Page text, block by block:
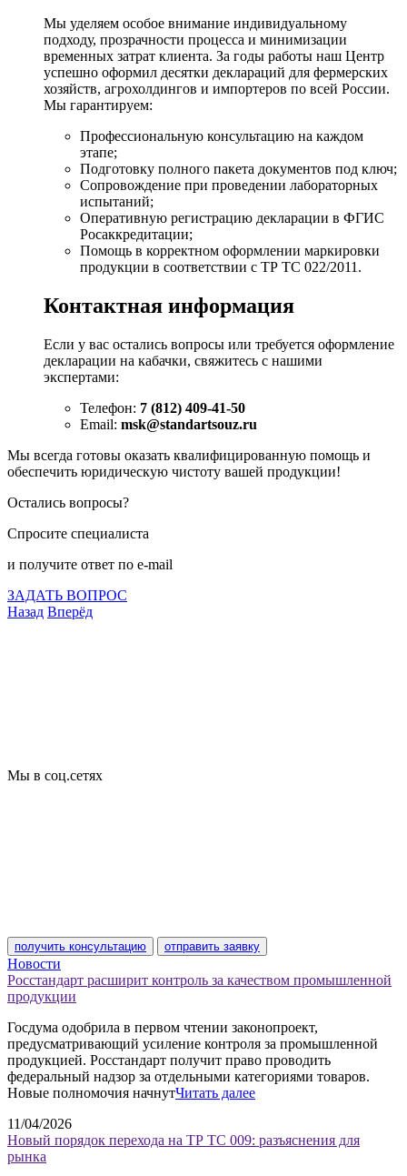
Мы уделяем особое внимание индивидуальному
подходу, прозрачности процесса и минимизации
временных затрат клиента. За годы работы наш Центр
успешно оформил десятки деклараций для фермерских
хозяйств, агрохолдингов и импортеров по всей России.
Мы гарантируем:
Профессиональную консультацию на каждом
этапе;
Подготовку полного пакета документов под ключ;
Сопровождение при проведении лабораторных
испытаний;
Оперативную регистрацию декларации в ФГИС
Росаккредитации;
Помощь в корректном оформлении маркировки
продукции в соответствии с ТР ТС 022/2011.
Контактная информация
Если у вас остались вопросы или требуется оформление
декларации на кабачки, свяжитесь с нашими
экспертами:
Телефон: 7 (812) 409-41-50
Email: msk@standartsouz.ru
Мы всегда готовы оказать квалифицированную помощь и
обеспечить юридическую чистоту вашей продукции!
Остались вопросы?
Спросите специалиста
и получите ответ по e-mail
ЗАДАТЬ ВОПРОС
Назад Вперёд
Мы в соц.сетях
получить консультацию отправить заявку
Новости
Росстандарт расширит контроль за качеством промышленной
продукции
Госдума одобрила в первом чтении законопроект,
предусматривающий усиление контроля за промышленной
продукцией. Росстандарт получит право проводить
федеральный надзор за отдельными категориями товаров.
Новые полномочия начнутЧитать далее
11/04/2026
Новый порядок перехода на ТР ТС 009: разъяснения для
рынка